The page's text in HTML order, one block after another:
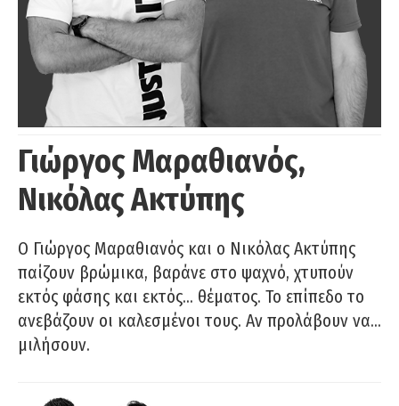
Γιώργος Μαραθιανός,
Νικόλας Ακτύπης
Ο Γιώργος Μαραθιανός και ο Νικόλας Ακτύπης
παίζουν βρώμικα, βαράνε στο ψαχνό, χτυπούν
εκτός φάσης και εκτός… θέματος. Το επίπεδο το
ανεβάζουν οι καλεσμένοι τους. Αν προλάβουν να…
μιλήσουν.